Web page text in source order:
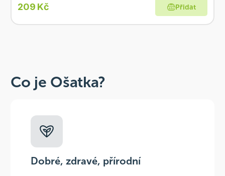
209 Kč Přidat
Co je Ošatka?
Dobré, zdravé, přírodní